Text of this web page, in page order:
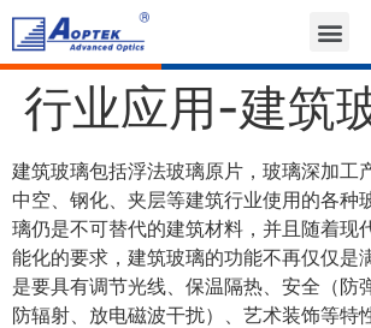
行业应用-建筑
建筑玻璃包括浮法玻璃原片，玻璃深加工
中空、钢化、夹层等建筑行业使用的各种
璃仍是不可替代的建筑材料，并且随着现
能化的要求，建筑玻璃的功能不再仅仅是
是要具有调节光线、保温隔热、安全（防
防辐射、放电磁波干扰）、艺术装饰等特性